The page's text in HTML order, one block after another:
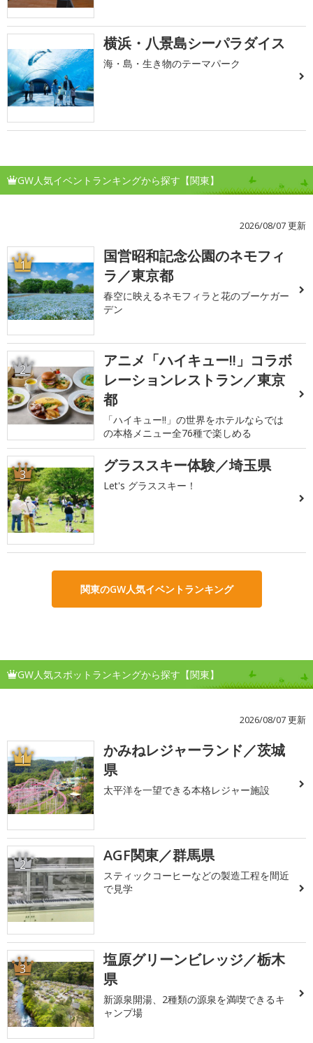
横浜・八景島シーパラダイス
海・島・生き物のテーマパーク
GW人気イベントランキングから探す【関東】
2026/08/07 更新
1
国営昭和記念公園のネモフィ
ラ／東京都
春空に映えるネモフィラと花のブーケガー
デン
2
アニメ「ハイキュー!!」コラボ
レーションレストラン／東京
都
「ハイキュー!!」の世界をホテルならでは
の本格メニュー全76種で楽しめる
3 グラススキー体験／埼玉県
Let's グラススキー！
関東のGW人気イベントランキング
GW人気スポットランキングから探す【関東】
2026/08/07 更新
1
かみねレジャーランド／茨城
県
太平洋を一望できる本格レジャー施設
2 AGF関東／群馬県
スティックコーヒーなどの製造工程を間近
で見学
3
塩原グリーンビレッジ／栃木
県
新源泉開湯、2種類の源泉を満喫できるキ
ャンプ場